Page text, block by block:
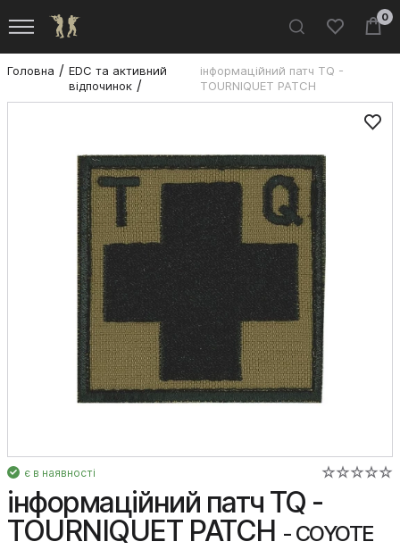
0
Головна
EDC та активний
відпочинок
інформаційний патч TQ -
TOURNIQUET PATCH
є в наявності
інформаційний патч TQ -
TOURNIQUET PATCH - COYOTE